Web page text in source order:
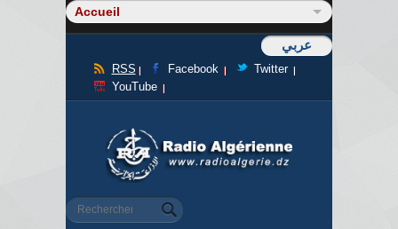
عربي
RSS Facebook
Twitter
YouTube
Formulaire de recherche
Rechercher